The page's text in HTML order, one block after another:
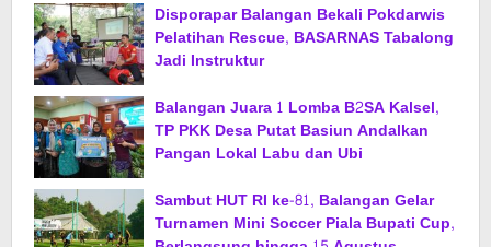
Disporapar Balangan Bekali Pokdarwis
Pelatihan Rescue, BASARNAS Tabalong
Jadi Instruktur
Balangan Juara 1 Lomba B2SA Kalsel,
TP PKK Desa Putat Basiun Andalkan
Pangan Lokal Labu dan Ubi
Sambut HUT RI ke-81, Balangan Gelar
Turnamen Mini Soccer Piala Bupati Cup,